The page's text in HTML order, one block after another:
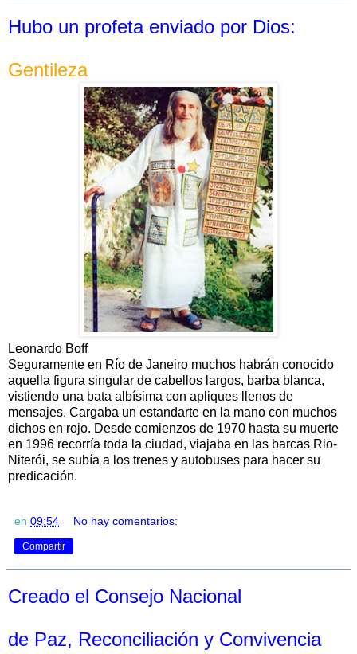
Hubo un profeta enviado por Dios:
Gentileza
Leonardo Boff
Seguramente en Río de Janeiro muchos habrán conocido
aquella figura singular de cabellos largos, barba blanca,
vistiendo una bata albísima con apliques llenos de
mensajes. Cargaba un estandarte en la mano con muchos
dichos en rojo. Desde comienzos de 1970 hasta su muerte
en 1996 recorría toda la ciudad, viajaba en las barcas Rio-
Niterói, se subía a los trenes y autobuses para hacer su
predicación.
en 09:54 No hay comentarios:
Compartir
Creado el Consejo Nacional
de Paz, Reconciliación y Convivencia